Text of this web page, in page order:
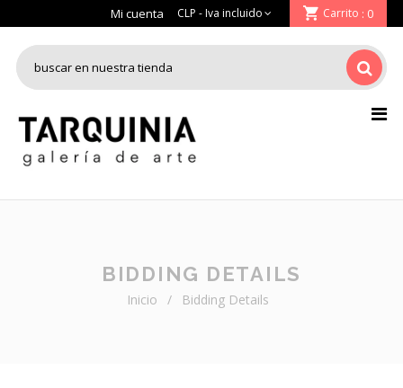
Mi cuenta Carrito : 0
BIDDING DETAILS
Inicio / Bidding Details